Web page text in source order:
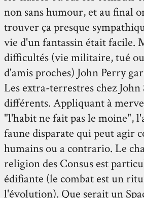
non sans humour, et au final
trouver ça presque
vie d'un fantassin était facile.
difficultés (vie militaire, tué
d'amis proches) John Perry
Les extra-terrestres chez John
différents. Appliquant à
"l'habit ne fait pas le moine",
faune disparate qui peut agir
humains ou a contrario. Le
religion des Consus est
édifiante (le combat est un
l'évolution). Que serait un